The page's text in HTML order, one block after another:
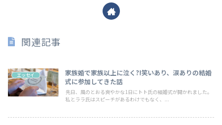
関連記事
エッセイ
家族婚で家族以上に泣く?!笑いあり、涙ありの結婚
式に参加してきた話
先日、風のとおる爽やかな1日にトト氏の結婚式が開かれました。
私とララ氏はスピーチがあるわけでもなく、...